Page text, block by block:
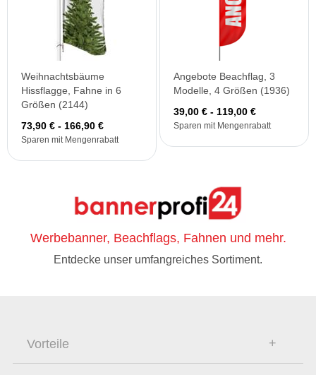
Weihnachtsbäume
Hissflagge, Fahne in 6
Größen (2144)
73,90 € - 166,90 €
Sparen mit Mengenrabatt
Angebote Beachflag, 3
Modelle, 4 Größen (1936)
39,00 € - 119,00 €
Sparen mit Mengenrabatt
Werbebanner, Beachflags, Fahnen und mehr.
Entdecke unser umfangreiches Sortiment.
Vorteile